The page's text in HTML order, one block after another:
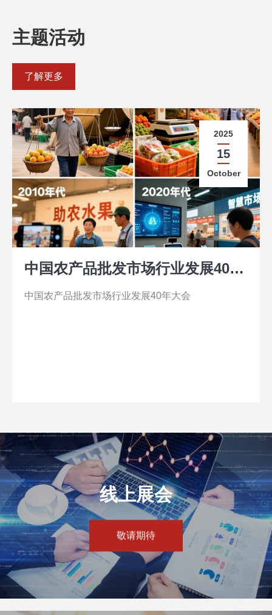
主题活动
了解更多
2025
15
October
中国农产品批发市场行业发展40年大会
中国农产品批发市场行业发展40年大会
线上展会
敬请期待